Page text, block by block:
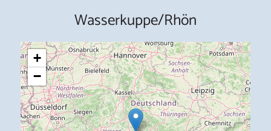
Wasserkuppe/Rhön
+
−